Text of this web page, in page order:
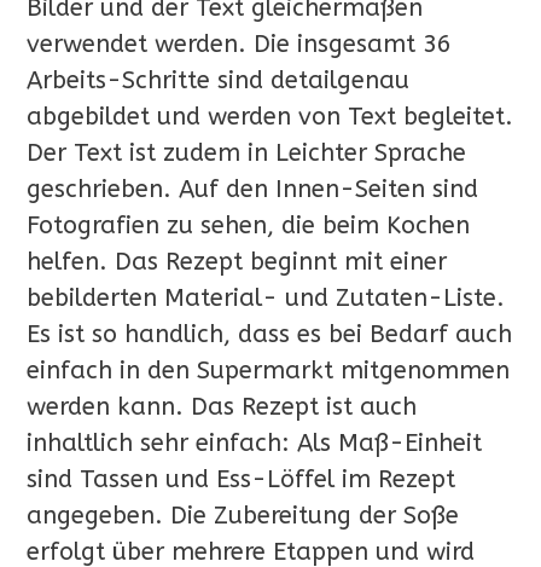
Bilder und der Text gleichermaßen
verwendet werden. Die insgesamt 36
Arbeits-Schritte sind detailgenau
abgebildet und werden von Text begleitet.
Der Text ist zudem in Leichter Sprache
geschrieben. Auf den Innen-Seiten sind
Fotografien zu sehen, die beim Kochen
helfen. Das Rezept beginnt mit einer
bebilderten Material- und Zutaten-Liste.
Es ist so handlich, dass es bei Bedarf auch
einfach in den Supermarkt mitgenommen
werden kann. Das Rezept ist auch
inhaltlich sehr einfach: Als Maß-Einheit
sind Tassen und Ess-Löffel im Rezept
angegeben. Die Zubereitung der Soße
erfolgt über mehrere Etappen und wird